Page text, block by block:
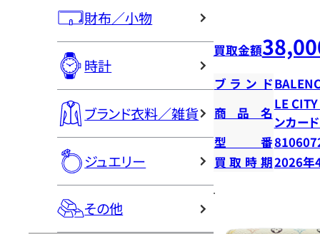
財布／小物
時計
ブランド衣料／雑貨
ジュエリー
その他
買取金額
ブランド
商品名
LE
ンカー
型番
買取時期2026年